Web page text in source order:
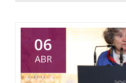
06
ABR